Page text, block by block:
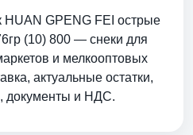
GPENG FEI острые
(10) 800 — снеки для
и мелкооптовых
актуальные остатки,
документы и НДС.